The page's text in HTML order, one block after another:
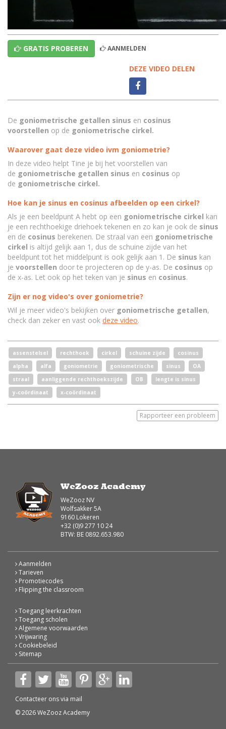
GRATIS PROBEREN AANMELDEN
DEZE VIDEO DELEN
De goniometrische getallen sinus en cosinus
voorstellen op de goniometrische cirkel.
Waarover gaat deze video ivm goniometrie?
In deze video helpt Tine je bij het voorstellen van
de goniometrische getallen sinus en cosinus op
de goniometrische cirkel.
Hoe kan je sinus en cosinus afbeelden op een cirkel?
Als je een beeldpunt A hebt op een goniometrische cirkel kan
je een rechthoekige driehoek tekenen en zo kan je ook de sinus
en de cosinus berekenen. De straal van een goniometrische
cirkel is altijd gelijk aan 1, dus de schuine zijde van het
beeldpunt tot het middelpunt is ook gelijk aan 1. De sinus kan
je voorstellen door te projecteren op de y-as. De cosinus op
de x-as. Let ook op het teken van je sinus en cosinus.
Zijn er nog video's over goniometrie?
Wil je meer video's bekijken over goniometrische getallen,
check dan zeker en vast ook deze video.
assenstelsel rechthoek cirkel schuine zijde
cosinus
alpha
alfa goniometrie goniometrische sinus
OA
straal
aanliggende rechthoekszijde OB
lengte is sinus
y-coördinaat
x-coördinaat
Rapporteer een probleem
WeZooz Academy
WeZooz NV
Wolfsakker 5A
9160 Lokeren
+32 (0)9 277 10 24
BTW: BE 0892.653.980
Aanmelden
Tarieven
Promotiecodes
Flipping the classroom
Toegang leerkrachten
Toegang scholen
Algemene voorwaarden
Vrijwaring
Cookiebeleid
Sitemap
Contacteer ons via mail
© 2026 WeZooz Academy